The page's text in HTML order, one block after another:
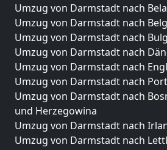
Umzug von Darmstadt nach
Umzug von Darmstadt nach
Umzug von Darmstadt nach
Umzug von Darmstadt nach
Umzug von Darmstadt nach
Umzug von Darmstadt nach
Umzug von Darmstadt nach
und Herzegowina
Umzug von Darmstadt nach
Umzug von Darmstadt nach